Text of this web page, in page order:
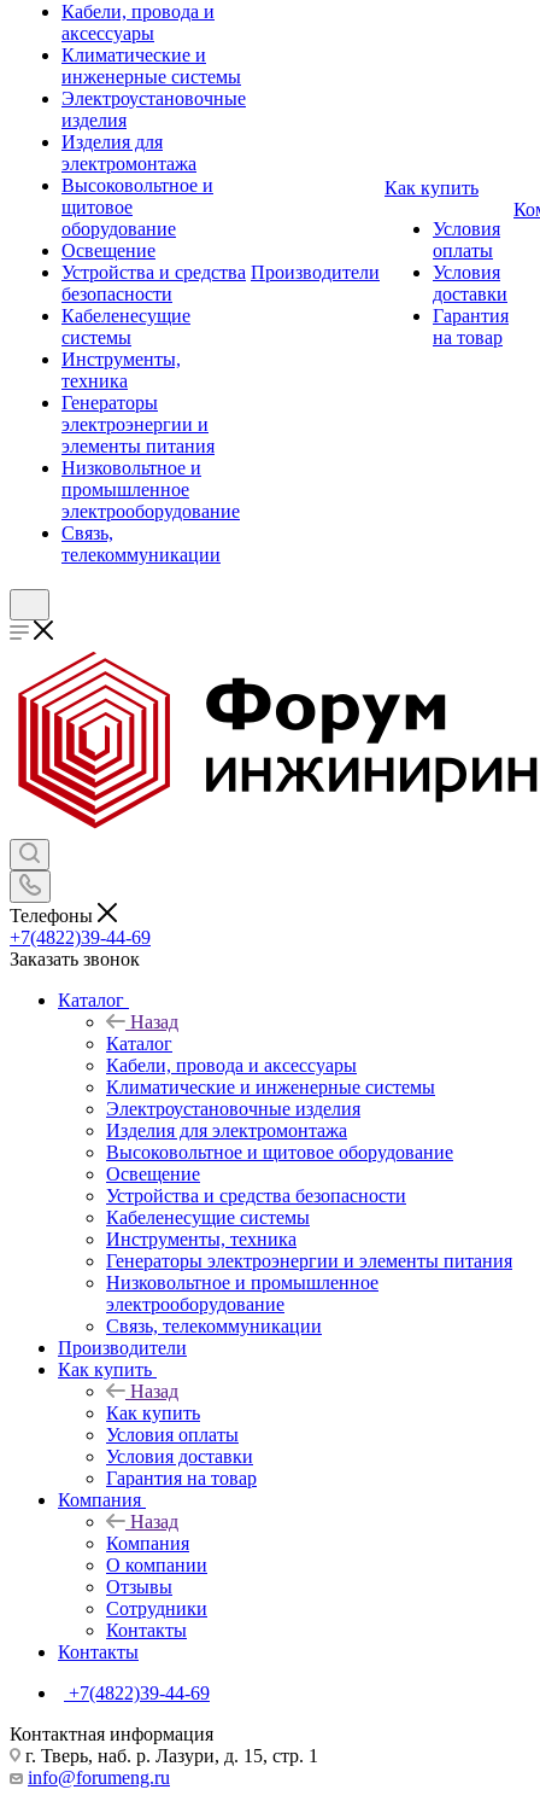
Кабели, провода и
аксессуары
Климатические и
инженерные системы
Электроустановочные
изделия
Изделия для
электромонтажа
Высоковольтное и
щитовое
оборудование
Освещение
Устройства и средства
безопасности
Кабеленесущие
системы
Инструменты,
техника
Генераторы
электроэнергии и
элементы питания
Низковольтное и
промышленное
электрооборудование
Связь,
телекоммуникации
Производители
Как купить
Условия
оплаты
Условия
доставки
Гарантия
на товар
Телефоны
+7(4822)39-44-69
Заказать звонок
Каталог
Назад
Каталог
Кабели, провода и аксессуары
Климатические и инженерные системы
Электроустановочные изделия
Изделия для электромонтажа
Высоковольтное и щитовое оборудование
Освещение
Устройства и средства безопасности
Кабеленесущие системы
Инструменты, техника
Генераторы электроэнергии и элементы питания
Низковольтное и промышленное
электрооборудование
Связь, телекоммуникации
Производители
Как купить
Назад
Как купить
Условия оплаты
Условия доставки
Гарантия на товар
Компания
Назад
Компания
О компании
Отзывы
Сотрудники
Контакты
Контакты
+7(4822)39-44-69
Контактная информация
г. Тверь, наб. р. Лазури, д. 15, стр. 1
info@forumeng.ru